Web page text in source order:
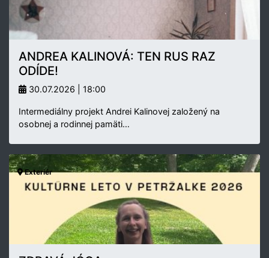
ANDREA KALINOVÁ: TEN RUS RAZ
ODÍDE!
30.07.2026 | 18:00
Intermediálny projekt Andrei Kalinovej založený na
osobnej a rodinnej pamäti…
Exteriér